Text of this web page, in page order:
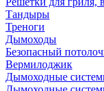
Тандыры
Треноги
Дымоходы
Безопасный
Вермилоджик
Дымоходные